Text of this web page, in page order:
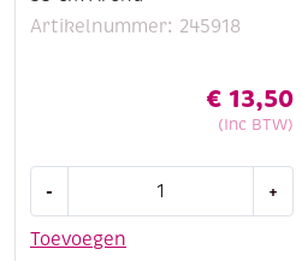
Artikelnummer: 245918
€ 13,50
(Inc BTW)
Toevoegen
-
nummer
+